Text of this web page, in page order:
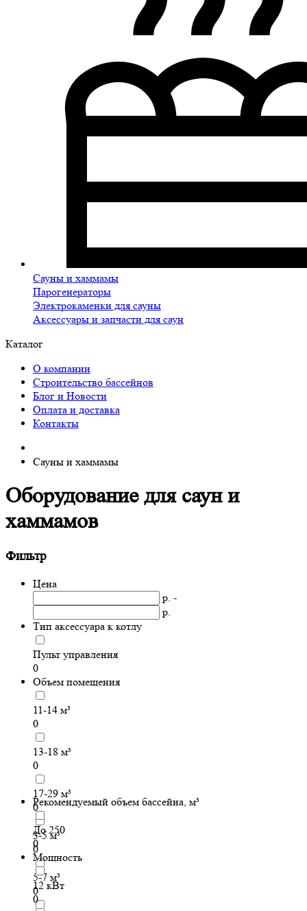
Сауны и хаммамы
Парогенераторы
Электрокаменки для сауны
Аксессуары и запчасти для саун
Каталог
О компании
Строительство бассейнов
Блог и Новости
Оплата и доставка
Контакты
Сауны и хаммамы
Оборудование для саун и
хаммамов
Фильтр
Цена
р. -
р.
Тип аксессуара к котлу
Пульт управления
0
Объем помещения
11-14 м³
0
13-18 м³
0
17-29 м³
0
3-5 м³
0
5-7 м³
0
Рекомендуемый объем бассейна, м³
До 250
0
Мощность
12 кВт
0